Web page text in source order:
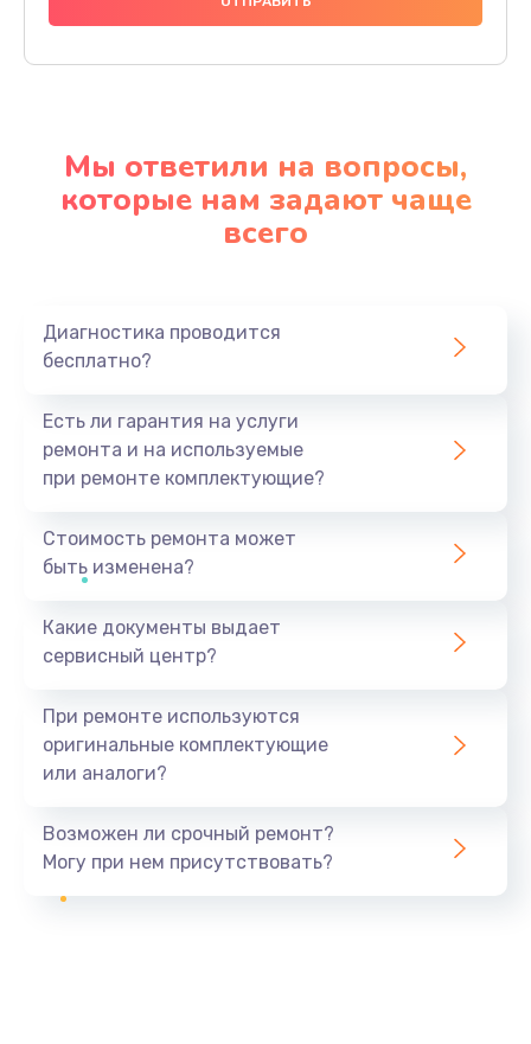
Мы ответили на вопросы,
которые нам задают чаще
всего
Диагностика проводится
бесплатно?
Есть ли гарантия на услуги
ремонта и на используемые
при ремонте комплектующие?
Стоимость ремонта может
быть изменена?
Какие документы выдает
сервисный центр?
При ремонте используются
оригинальные комплектующие
или аналоги?
Возможен ли срочный ремонт?
Могу при нем присутствовать?